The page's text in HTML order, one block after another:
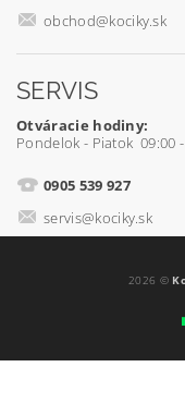
obchod@kociky.sk
SERVIS
Otváracie hodiny:
Pondelok - Piatok 09:00
0905 539 927
servis@kociky.sk
2026 ©